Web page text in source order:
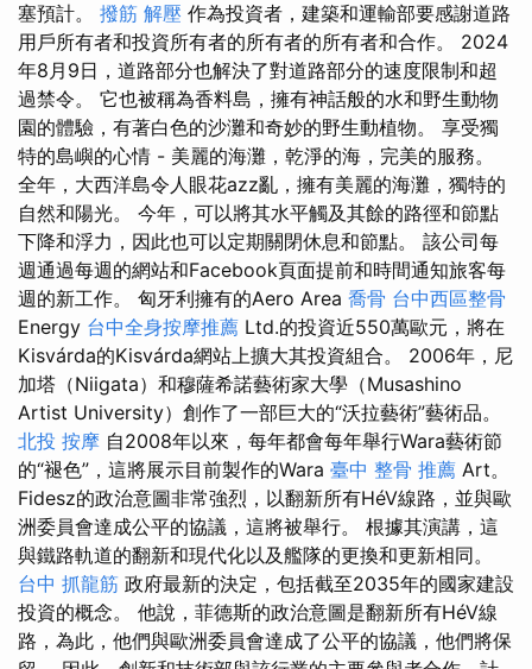
塞預計。 撥筋 解壓 作為投資者，建築和運輸部要感謝道路
用戶所有者和投資所有者的所有者的所有者和合作。 2024
年8月9日，道路部分也解決了對道路部分的速度限制和超
過禁令。 它也被稱為香料島，擁有神話般的水和野生動物
園的體驗，有著白色的沙灘和奇妙的野生動植物。 享受獨
特的島嶼的心情 - 美麗的海灘，乾淨的海，完美的服務。
全年，大西洋島令人眼花azz亂，擁有美麗的海灘，獨特的
自然和陽光。 今年，可以將其水平觸及其餘的路徑和節點
下降和浮力，因此也可以定期關閉休息和節點。 該公司每
週通過每週的網站和Facebook頁面提前和時間通知旅客每
週的新工作。 匈牙利擁有的Aero Area 喬骨 台中西區整骨
Energy 台中全身按摩推薦 Ltd.的投資近550萬歐元，將在
Kisvárda的Kisvárda網站上擴大其投資組合。 2006年，尼
加塔（Niigata）和穆薩希諾藝術家大學（Musashino
Artist University）創作了一部巨大的“沃拉藝術”藝術品。
北投 按摩 自2008年以來，每年都會每年舉行Wara藝術節
的“褪色”，這將展示目前製作的Wara 臺中 整骨 推薦 Art。
Fidesz的政治意圖非常強烈，以翻新所有HéV線路，並與歐
洲委員會達成公平的協議，這將被舉行。 根據其演講，這
與鐵路軌道的翻新和現代化以及艦隊的更換和更新相同。
台中 抓龍筋 政府最新的決定，包括截至2035年的國家建設
投資的概念。 他說，菲德斯的政治意圖是翻新所有HéV線
路，為此，他們與歐洲委員會達成了公平的協議，他們將保